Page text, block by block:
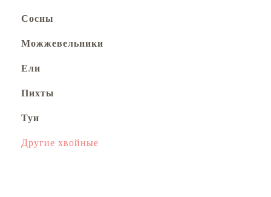
Сосны
Можжевельники
Ели
Пихты
Туи
Другие хвойные